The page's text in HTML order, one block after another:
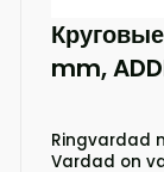
mm,
Ringvardad
Vardad on